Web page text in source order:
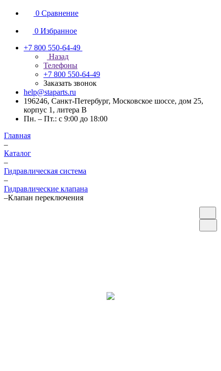
0 Сравнение
0 Избранное
+7 800 550-64-49
Назад
Телефоны
+7 800 550-64-49
Заказать звонок
help@staparts.ru
196246, Санкт-Петербург, Московское шоссе, дом 25,
корпус 1, литера В
Пн. – Пт.: с 9:00 до 18:00
Главная
–
Каталог
–
Гидравлическая система
–
Гидравлические клапана
–Клапан переключения